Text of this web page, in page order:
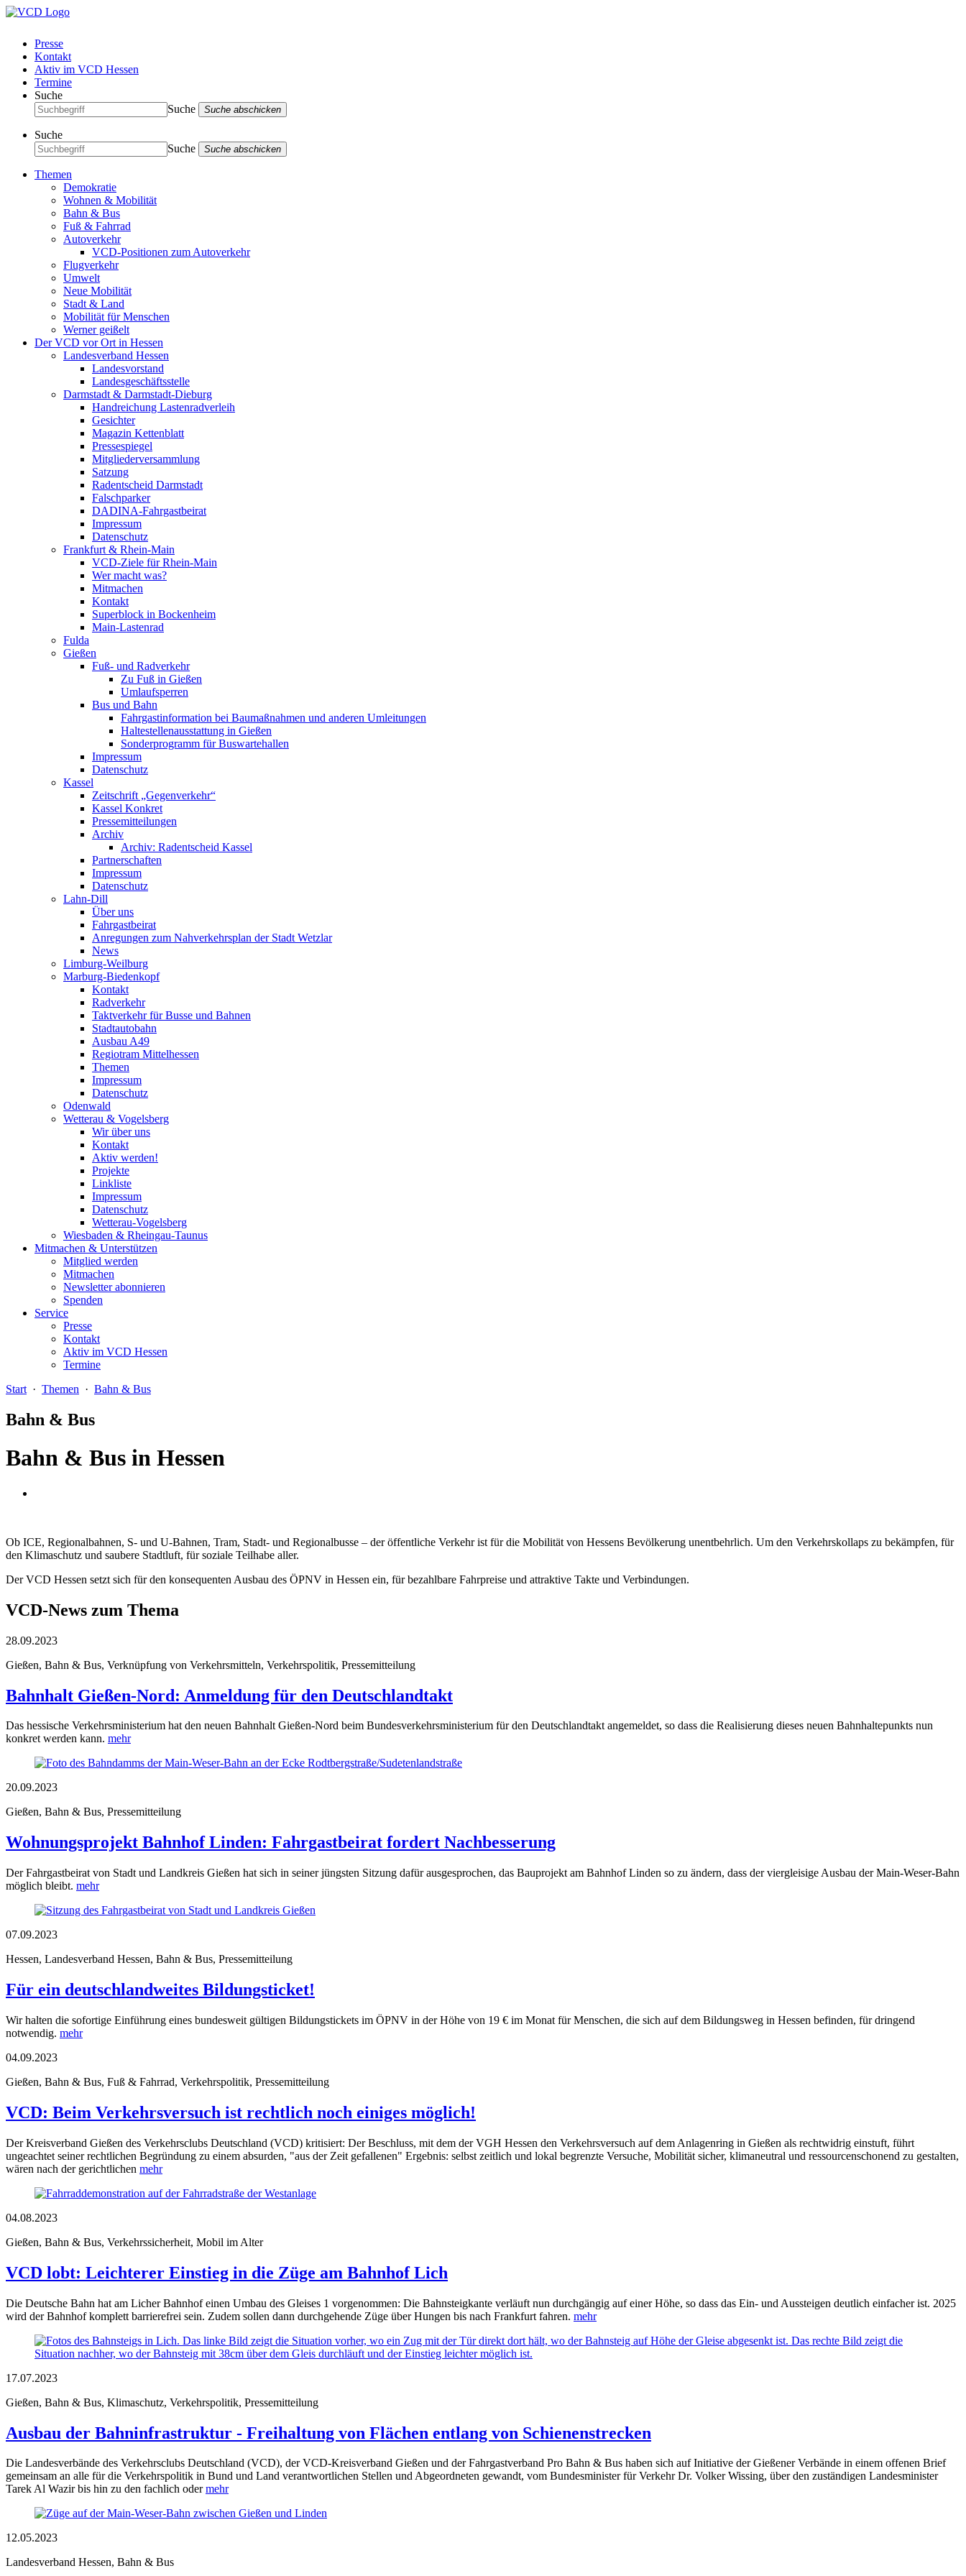
Presse
Kontakt
Aktiv im VCD Hessen
Termine
Suche
Suche
Suche abschicken
Suche
Suche
Suche abschicken
Themen
Demokratie
Wohnen & Mobilität
Bahn & Bus
Fuß & Fahrrad
Autoverkehr
VCD-Positionen zum Autoverkehr
Flugverkehr
Umwelt
Neue Mobilität
Stadt & Land
Mobilität für Menschen
Werner geißelt
Der VCD vor Ort in Hessen
Landesverband Hessen
Landesvorstand
Landesgeschäftsstelle
Darmstadt & Darmstadt-Dieburg
Handreichung Lastenradverleih
Gesichter
Magazin Kettenblatt
Pressespiegel
Mitgliederversammlung
Satzung
Radentscheid Darmstadt
Falschparker
DADINA-Fahrgastbeirat
Impressum
Datenschutz
Frankfurt & Rhein-Main
VCD-Ziele für Rhein-Main
Wer macht was?
Mitmachen
Kontakt
Superblock in Bockenheim
Main-Lastenrad
Fulda
Gießen
Fuß- und Radverkehr
Zu Fuß in Gießen
Umlaufsperren
Bus und Bahn
Fahrgastinformation bei Baumaßnahmen und anderen Umleitungen
Haltestellenausstattung in Gießen
Sonderprogramm für Buswartehallen
Impressum
Datenschutz
Kassel
Zeitschrift „Gegenverkehr“
Kassel Konkret
Pressemitteilungen
Archiv
Archiv: Radentscheid Kassel
Partnerschaften
Impressum
Datenschutz
Lahn-Dill
Über uns
Fahrgastbeirat
Anregungen zum Nahverkehrsplan der Stadt Wetzlar
News
Limburg-Weilburg
Marburg-Biedenkopf
Kontakt
Radverkehr
Taktverkehr für Busse und Bahnen
Stadtautobahn
Ausbau A49
Regiotram Mittelhessen
Themen
Impressum
Datenschutz
Odenwald
Wetterau & Vogelsberg
Wir über uns
Kontakt
Aktiv werden!
Projekte
Linkliste
Impressum
Datenschutz
Wetterau-Vogelsberg
Wiesbaden & Rheingau-Taunus
Mitmachen & Unterstützen
Mitglied werden
Mitmachen
Newsletter abonnieren
Spenden
Service
Presse
Kontakt
Aktiv im VCD Hessen
Termine
Start · Themen · Bahn & Bus
Bahn & Bus
Bahn & Bus in Hessen
Ob ICE, Regionalbahnen, S- und U-Bahnen, Tram, Stadt- und Regionalbusse – der öffentliche Verkehr ist für die Mobilität von Hessens Bevölkerung unentbehrlich. Um den Verkehrskollaps zu bekämpfen, für
den Klimaschutz und saubere Stadtluft, für soziale Teilhabe aller.
Der VCD Hessen setzt sich für den konsequenten Ausbau des ÖPNV in Hessen ein, für bezahlbare Fahrpreise und attraktive Takte und Verbindungen.
VCD-News zum Thema
28.09.2023
Gießen, Bahn & Bus, Verknüpfung von Verkehrsmitteln, Verkehrspolitik, Pressemitteilung
Bahnhalt Gießen-Nord: Anmeldung für den Deutschlandtakt
Das hessische Verkehrsministerium hat den neuen Bahnhalt Gießen-Nord beim Bundesverkehrsministerium für den Deutschlandtakt angemeldet, so dass die Realisierung dieses neuen Bahnhaltepunkts nun
konkret werden kann. mehr
20.09.2023
Gießen, Bahn & Bus, Pressemitteilung
Wohnungsprojekt Bahnhof Linden: Fahrgastbeirat fordert Nachbesserung
Der Fahrgastbeirat von Stadt und Landkreis Gießen hat sich in seiner jüngsten Sitzung dafür ausgesprochen, das Bauprojekt am Bahnhof Linden so zu ändern, dass der viergleisige Ausbau der Main-Weser-Bahn
möglich bleibt. mehr
07.09.2023
Hessen, Landesverband Hessen, Bahn & Bus, Pressemitteilung
Für ein deutschlandweites Bildungsticket!
Wir halten die sofortige Einführung eines bundesweit gültigen Bildungstickets im ÖPNV in der Höhe von 19 € im Monat für Menschen, die sich auf dem Bildungsweg in Hessen befinden, für dringend
notwendig. mehr
04.09.2023
Gießen, Bahn & Bus, Fuß & Fahrrad, Verkehrspolitik, Pressemitteilung
VCD: Beim Verkehrsversuch ist rechtlich noch einiges möglich!
Der Kreisverband Gießen des Verkehrsclubs Deutschland (VCD) kritisiert: Der Beschluss, mit dem der VGH Hessen den Verkehrsversuch auf dem Anlagenring in Gießen als rechtwidrig einstuft, führt
ungeachtet seiner rechtlichen Begründung zu einem absurden, "aus der Zeit gefallenen" Ergebnis: selbst zeitlich und lokal begrenzte Versuche, Mobilität sicher, klimaneutral und ressourcenschonend zu gestalten,
wären nach der gerichtlichen mehr
04.08.2023
Gießen, Bahn & Bus, Verkehrssicherheit, Mobil im Alter
VCD lobt: Leichterer Einstieg in die Züge am Bahnhof Lich
Die Deutsche Bahn hat am Licher Bahnhof einen Umbau des Gleises 1 vorgenommen: Die Bahnsteigkante verläuft nun durchgängig auf einer Höhe, so dass das Ein- und Aussteigen deutlich einfacher ist. 2025
wird der Bahnhof komplett barrierefrei sein. Zudem sollen dann durchgehende Züge über Hungen bis nach Frankfurt fahren. mehr
17.07.2023
Gießen, Bahn & Bus, Klimaschutz, Verkehrspolitik, Pressemitteilung
Ausbau der Bahninfrastruktur - Freihaltung von Flächen entlang von Schienenstrecken
Die Landesverbände des Verkehrsclubs Deutschland (VCD), der VCD-Kreisverband Gießen und der Fahrgastverband Pro Bahn & Bus haben sich auf Initiative der Gießener Verbände in einem offenen Brief
gemeinsam an alle für die Verkehrspolitik in Bund und Land verantwortlichen Stellen und Abgeordneten gewandt, vom Bundesminister für Verkehr Dr. Volker Wissing, über den zuständigen Landesminister
Tarek Al Wazir bis hin zu den fachlich odermehr
12.05.2023
Landesverband Hessen, Bahn & Bus